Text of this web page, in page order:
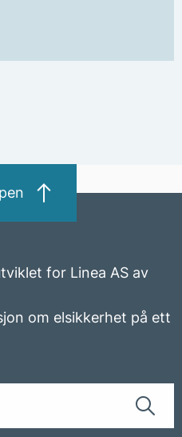
for Linea AS av
om elsikkerhet på ett